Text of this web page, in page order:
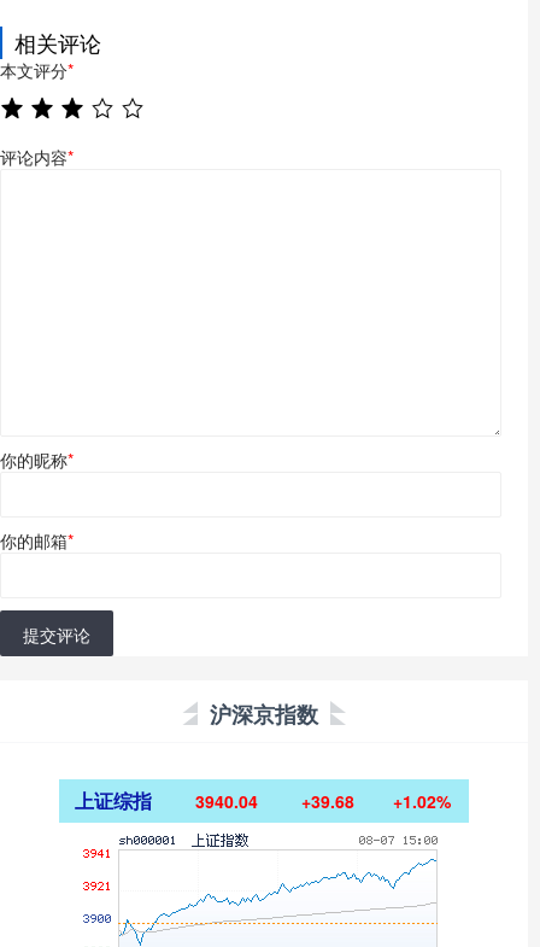
相关评论
本文评分*
评论内容*
你的昵称*
你的邮箱*
提交评论
沪深京指数
上证综指 3940.04 +39.68 +1.02%